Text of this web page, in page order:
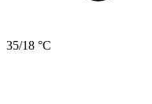
35/18 °C